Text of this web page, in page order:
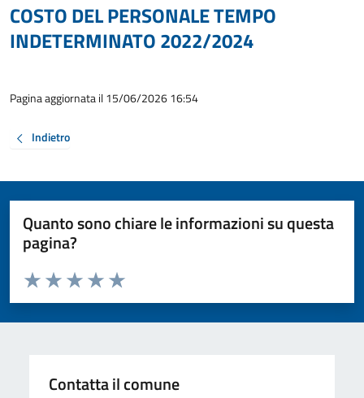
COSTO DEL PERSONALE TEMPO
INDETERMINATO 2022/2024
Pagina aggiornata il 15/06/2026 16:54
Indietro
Quanto sono chiare le informazioni su questa
pagina?
Valuta da 1 a 5 stelle la pagina
Valuta 5 stelle su 5
Valuta 4 stelle su 5
Valuta 3 stelle su 5
Valuta 2 stelle su 5
Valuta 1 stelle su 5
Contatta il comune